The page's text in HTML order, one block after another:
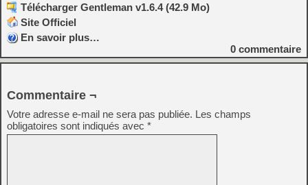
Télécharger Gentleman v1.6.4 (42.9 Mo)
Site Officiel
En savoir plus…
0 commentaire
Commentaire ¬
Votre adresse e-mail ne sera pas publiée. Les champs
obligatoires sont indiqués avec *